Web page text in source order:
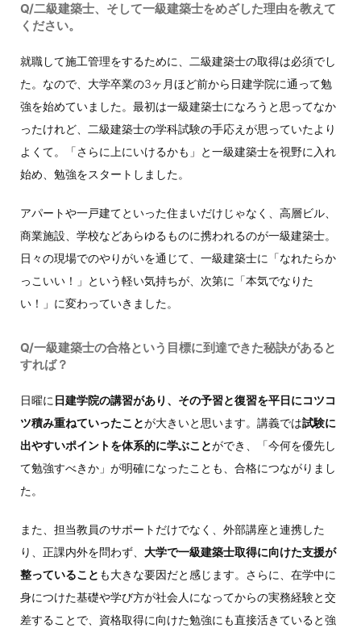
Q/二級建築士、そして一級建築士をめざした理由を教えて
ください。
就職して施工管理をするために、二級建築士の取得は必須でし
た。なので、大学卒業の3ヶ月ほど前から日建学院に通って勉
強を始めていました。最初は一級建築士になろうと思ってなか
ったけれど、二級建築士の学科試験の手応えが思っていたより
よくて。「さらに上にいけるかも」と一級建築士を視野に入れ
始め、勉強をスタートしました。
アパートや一戸建てといった住まいだけじゃなく、高層ビル、
商業施設、学校などあらゆるものに携われるのが一級建築士。
日々の現場でのやりがいを通じて、一級建築士に「なれたらか
っこいい！」という軽い気持ちが、次第に「本気でなりた
い！」に変わっていきました。
Q/一級建築士の合格という目標に到達できた秘訣があると
すれば？
日曜に 日建学院の講習があり、その予習と復習を平日にコツコ
ツ積み重ねていったことが大きいと思います。講義では試験に
出やすいポイントを体系的に学ぶことができ、「今何を優先し
て勉強すべきか」が明確になったことも、合格につながりまし
た。
また、担当教員のサポートだけでなく、外部講座と連携した
り、正課内外を問わず、 大学で一級建築士取得に向けた支援が
整っていること も大きな要因だと感じます。さらに、在学中に
身につけた基礎や学び方が社会人になってからの実務経験と交
差することで、資格取得に向けた勉強にも直接活きていると強